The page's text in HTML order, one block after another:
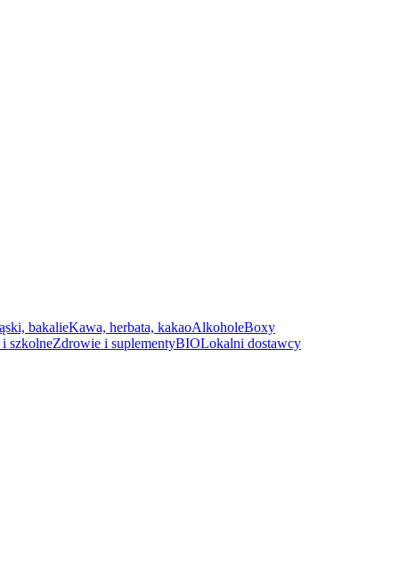
bakalieKawa, herbata, kakaoAlkoholeBoxy
szkolneZdrowie i suplementyBIOLokalni dostawcy